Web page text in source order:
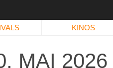
KINOS
MAI 2026